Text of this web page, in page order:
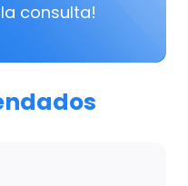
consulta!